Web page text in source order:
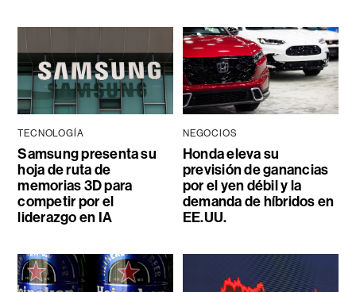
TECNOLOGÍA
Samsung presenta su
hoja de ruta de
memorias 3D para
competir por el
liderazgo en IA
NEGOCIOS
Honda eleva su
previsión de ganancias
por el yen débil y la
demanda de híbridos en
EE.UU.